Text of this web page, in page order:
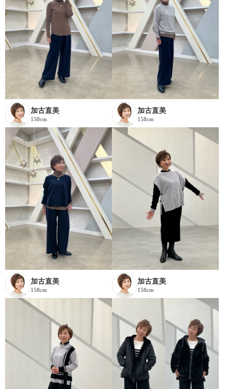
加古直美
158cm
加古直美
158cm
加古直美
158cm
加古直美
158cm